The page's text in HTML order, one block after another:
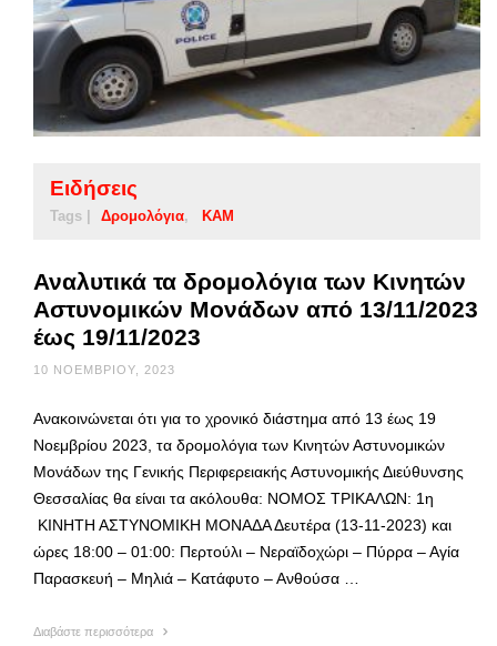
Ειδήσεις
Tags | Δρομολόγια ΚΑΜ
Αναλυτικά τα δρομολόγια των Κινητών
Αστυνομικών Μονάδων από 13/11/2023
έως 19/11/2023
10 ΝΟΕΜΒΡΊΟΥ, 2023
Ανακοινώνεται ότι για το χρονικό διάστημα από 13 έως 19
Νοεμβρίου 2023, τα δρομολόγια των Κινητών Αστυνομικών
Μονάδων της Γενικής Περιφερειακής Αστυνομικής Διεύθυνσης
Θεσσαλίας θα είναι τα ακόλουθα: ΝΟΜΟΣ ΤΡΙΚΑΛΩΝ: 1η
ΚΙΝΗΤΗ ΑΣΤΥΝΟΜΙΚΗ ΜΟΝΑΔΑ Δευτέρα (13-11-2023) και
ώρες 18:00 – 01:00: Περτούλι – Νεραϊδοχώρι – Πύρρα – Αγία
Παρασκευή – Μηλιά – Κατάφυτο – Ανθούσα …
Διαβάστε περισσότερα